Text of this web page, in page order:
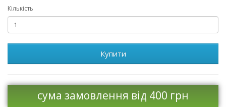
Кількість
Купити
сума замовлення від 400 грн